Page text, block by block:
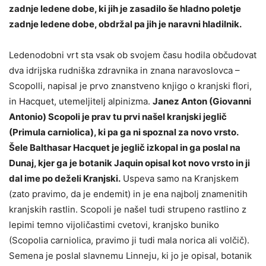
zadnje ledene dobe, ki jih je zasadilo še hladno poletje
zadnje ledene dobe, obdržal pa jih je naravni hladilnik.
Ledenodobni vrt sta vsak ob svojem času hodila občudovat
dva idrijska rudniška zdravnika in znana naravoslovca –
Scopolli, napisal je prvo znanstveno knjigo o kranjski flori,
in Hacquet, utemeljitelj alpinizma. Janez Anton (Giovanni
Antonio) Scopoli je prav tu prvi našel kranjski jeglič
(Primula carniolica), ki pa ga ni spoznal za novo vrsto.
Šele Balthasar Hacquet je jeglič izkopal in ga poslal na
Dunaj, kjer ga je botanik Jaquin opisal kot novo vrsto in ji
dal ime po deželi Kranjski. Uspeva samo na Kranjskem
(zato pravimo, da je endemit) in je ena najbolj znamenitih
kranjskih rastlin. Scopoli je našel tudi strupeno rastlino z
lepimi temno vijoličastimi cvetovi, kranjsko buniko
(Scopolia carniolica, pravimo ji tudi mala norica ali volčič).
Semena je poslal slavnemu Linneju, ki jo je opisal, botanik